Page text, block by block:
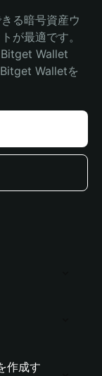
る暗号資産ウ
が最適です。
Wallet
Walletを
作成す